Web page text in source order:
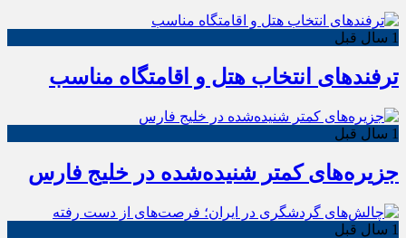
1 سال قبل
ترفندهای انتخاب هتل و اقامتگاه مناسب
1 سال قبل
جزیره‌های کمتر شنیده‌شده در خلیج فارس
1 سال قبل